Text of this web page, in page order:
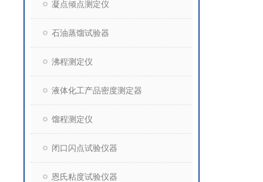
凝点倾点测定仪
石油蒸馏试验器
沸程测定仪
液体化工产品密度测定器
馏程测定仪
闭口闪点试验仪器
恩氏粘度试验仪器